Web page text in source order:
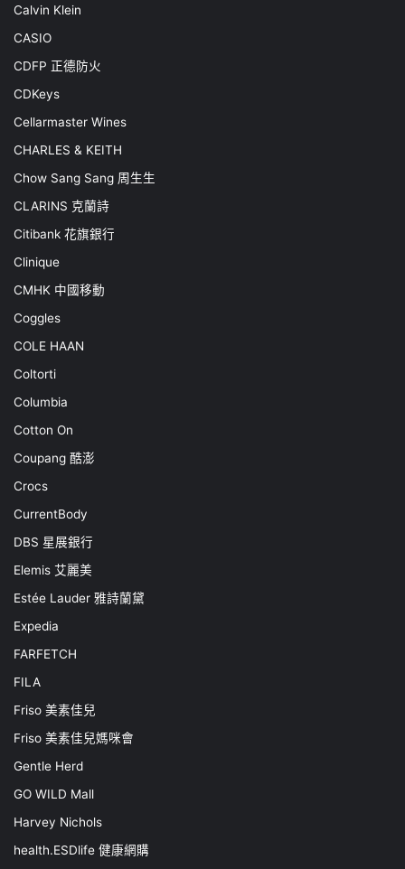
Calvin Klein
CASIO
CDFP 正德防火
CDKeys
Cellarmaster Wines
CHARLES & KEITH
Chow Sang Sang 周生生
CLARINS 克蘭詩
Citibank 花旗銀行
Clinique
CMHK 中國移動
Coggles
COLE HAAN
Coltorti
Columbia
Cotton On
Coupang 酷澎
Crocs
CurrentBody
DBS 星展銀行
Elemis 艾麗美
Estée Lauder 雅詩蘭黛
Expedia
FARFETCH
FILA
Friso 美素佳兒
Friso 美素佳兒媽咪會
Gentle Herd
GO WILD Mall
Harvey Nichols
health.ESDlife 健康網購